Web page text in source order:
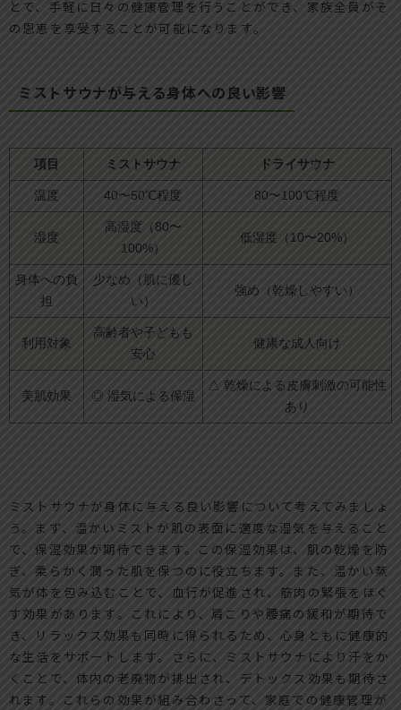
とで、手軽に日々の健康管理を行うことができ、家族全員がそ
の恩恵を享受することが可能になります。
ミストサウナが与える身体への良い影響
項目 ミストサウナ ドライサウナ
温度 40〜50℃程度 80〜100℃程度
湿度
高湿度（80〜
100%）
低湿度（10〜20%）
身体への負
担
少なめ（肌に優し
い）
強め（乾燥しやすい）
利用対象
高齢者や子どもも
安心
健康な成人向け
美肌効果 ◎ 湿気による保湿
△ 乾燥による皮膚刺激の可能性
あり
ミストサウナが身体に与える良い影響について考えてみましょ
う。まず、温かいミストが肌の表面に適度な湿気を与えること
で、保湿効果が期待できます。この保湿効果は、肌の乾燥を防
ぎ、柔らかく潤った肌を保つのに役立ちます。また、温かい蒸
気が体を包み込むことで、血行が促進され、筋肉の緊張をほぐ
す効果があります。これにより、肩こりや腰痛の緩和が期待で
き、リラックス効果も同時に得られるため、心身ともに健康的
な生活をサポートします。さらに、ミストサウナにより汗をか
くことで、体内の老廃物が排出され、デトックス効果も期待さ
れます。これらの効果が組み合わさって、家庭での健康管理が